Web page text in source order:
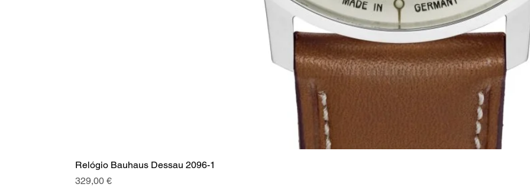
Relógio Bauhaus Dessau 2096-1
Preço
329,00 €